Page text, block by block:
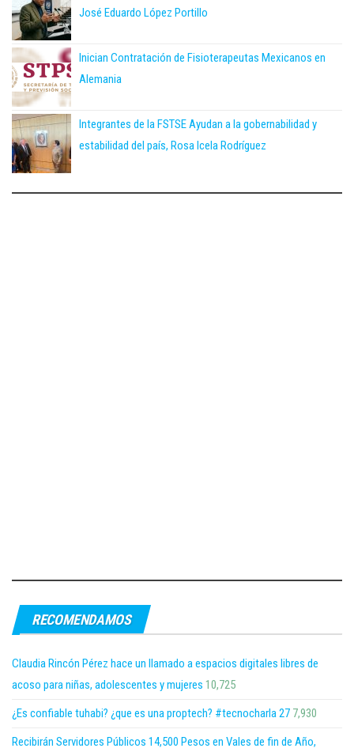
José Eduardo López Portillo
Inician Contratación de Fisioterapeutas Mexicanos en
Alemania
Integrantes de la FSTSE Ayudan a la gobernabilidad y
estabilidad del país, Rosa Icela Rodríguez
RECOMENDAMOS
Claudia Rincón Pérez hace un llamado a espacios digitales libres de
acoso para niñas, adolescentes y mujeres 10,725
¿Es confiable tuhabi? ¿que es una proptech? #tecnocharla 27 7,930
Recibirán Servidores Públicos 14,500 Pesos en Vales de fin de Año,